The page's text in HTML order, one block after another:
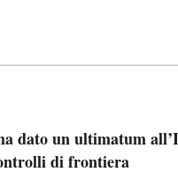
dato un ultimatum
di frontiera